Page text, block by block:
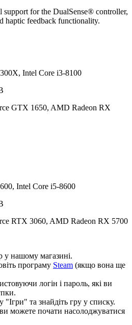
for the DualSense® controller,
haptic feedback functionality.
Intel Core i3-8100
GTX 1650, AMD Radeon RX
Intel Core i5-8600
RTX 3060, AMD Radeon RX 5700
у нашому магазині.
програму Steam (якщо вона ще
логін і пароль, які ви
"Ігри" та знайдіть гру у списку.
можете почати насолоджуватися